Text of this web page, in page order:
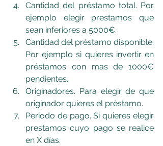
Cantidad del préstamo total. Por
ejemplo elegir prestamos que
sean inferiores a 5000€.
Cantidad del préstamo disponible.
Por ejemplo si quieres invertir en
préstamos con mas de 1000€
pendientes.
Originadores. Para elegir de que
originador quieres el préstamo.
Periodo de pago. Si quieres elegir
prestamos cuyo pago se realice
en X días.